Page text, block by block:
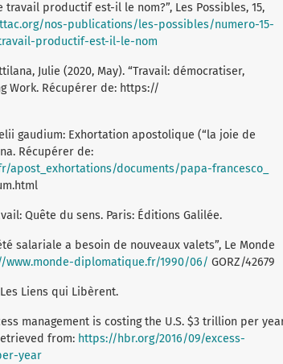
travail productif est-il le nom?”, Les Possibles, 15,
nos-publications/les-possibles/numero-15-
productif-est-il-le-nom
Julie (2020, May). “Travail: démocratiser,
Work. Récupérer de: https://
gaudium: Exhortation apostolique (“la joie de
Récupérer de:
documents/papa-francesco_
Quête du sens. Paris: Éditions Galilée.
salariale a besoin de nouveaux valets”, Le Monde
www.monde-diplomatique.fr/1990/06/ GORZ/42679
Liens qui Libèrent.
management is costing the U.S. $3 trillion per
from: https://hbr.org/2016/09/excess-
year